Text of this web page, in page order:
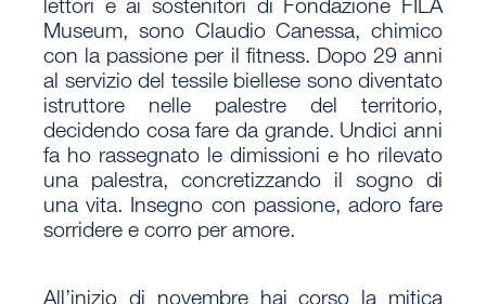
lettori e ai sostenitori di Fondazione FILA
Museum, sono Claudio Canessa, chimico
con la passione per il fitness. Dopo 29 anni
al servizio del tessile biellese sono diventato
istruttore nelle palestre del territorio,
decidendo cosa fare da grande. Undici anni
fa ho rassegnato le dimissioni e ho rilevato
una palestra, concretizzando il sogno di
una vita. Insegno con passione, adoro fare
sorridere e corro per amore.